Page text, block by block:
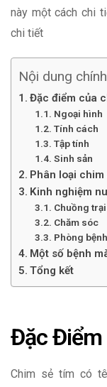
này một cách chi
chi tiết
Nội dung chính
Đặc điểm của
Ngoại hình
Tính cách
Tập tính
Sinh sản
Phân loại chim
Kinh nghiệm
Chuồng trại
Chăm sóc
Phòng bệnh
Một số bệnh
Tổng kết
Đặc Điểm
Chim sẻ tím có